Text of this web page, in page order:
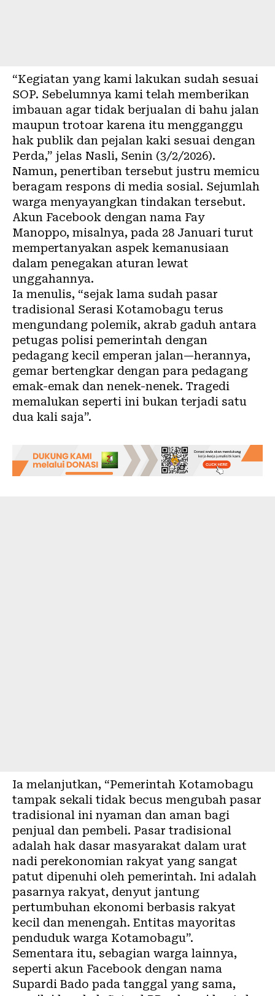
“Kegiatan yang kami lakukan sudah sesuai
SOP. Sebelumnya kami telah memberikan
imbauan agar tidak berjualan di bahu jalan
maupun trotoar karena itu mengganggu
hak publik dan pejalan kaki sesuai dengan
Perda,” jelas Nasli, Senin (3/2/2026).
Namun, penertiban tersebut justru memicu
beragam respons di media sosial. Sejumlah
warga menyayangkan tindakan tersebut.
Akun Facebook dengan nama Fay
Manoppo, misalnya, pada 28 Januari turut
mempertanyakan aspek kemanusiaan
dalam penegakan aturan lewat
unggahannya.
Ia menulis, “sejak lama sudah pasar
tradisional Serasi Kotamobagu terus
mengundang polemik, akrab gaduh antara
petugas polisi pemerintah dengan
pedagang kecil emperan jalan—herannya,
gemar bertengkar dengan para pedagang
emak-emak dan nenek-nenek. Tragedi
memalukan seperti ini bukan terjadi satu
dua kali saja”.
Ia melanjutkan, “Pemerintah Kotamobagu
tampak sekali tidak becus mengubah pasar
tradisional ini nyaman dan aman bagi
penjual dan pembeli. Pasar tradisional
adalah hak dasar masyarakat dalam urat
nadi perekonomian rakyat yang sangat
patut dipenuhi oleh pemerintah. Ini adalah
pasarnya rakyat, denyut jantung
pertumbuhan ekonomi berbasis rakyat
kecil dan menengah. Entitas mayoritas
penduduk warga Kotamobagu”.
Sementara itu, sebagian warga lainnya,
seperti akun Facebook dengan nama
Supardi Bado pada tanggal yang sama,